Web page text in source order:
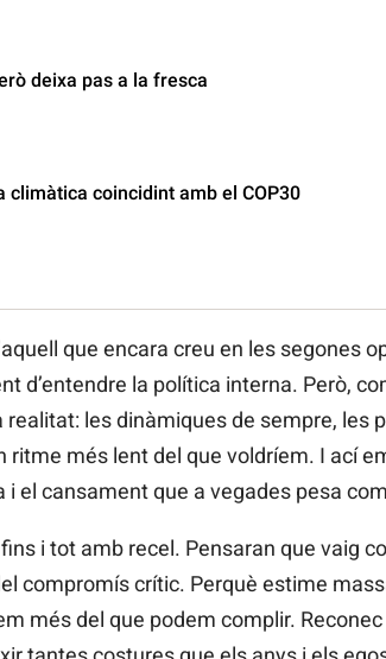
deixa pas a la fresca
coincidint amb el COP30
que encara creu en les segones
d’entendre la política interna. Però,
les dinàmiques de sempre, les
ritme més lent del que voldríem. I ací
el cansament que a vegades pesa
i tot amb recel. Pensaran que vaig
compromís crític. Perquè estime
més del que podem complir. Reconec